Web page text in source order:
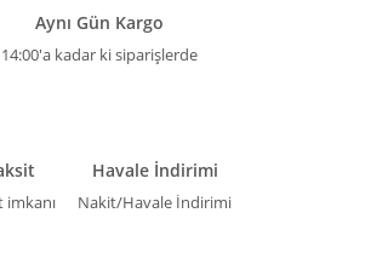
Aynı Gün Kargo
14:00'a kadar ki siparişlerde
imkanı
Havale İndirimi
Nakit/Havale İndirimi